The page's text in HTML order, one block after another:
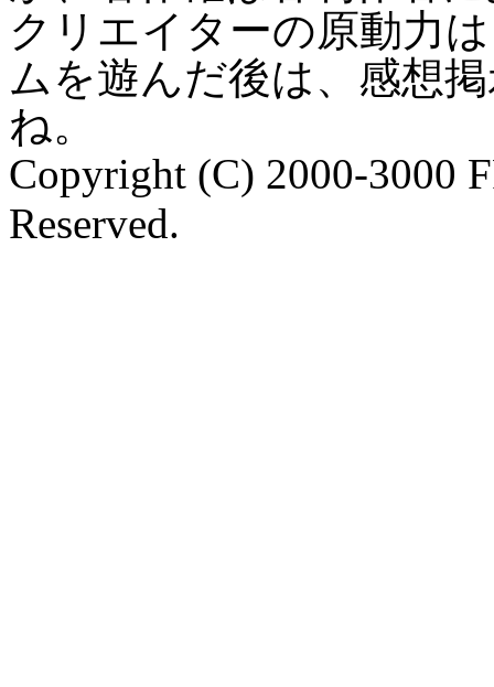
クリエイターの原動力
ムを遊んだ後は、感想
ね。
Copyright (C) 2000-3000
Reserved.